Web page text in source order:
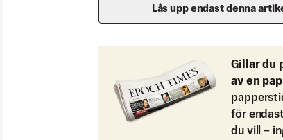
Lås upp endast denna
Gillar du
av en
för
du vill –